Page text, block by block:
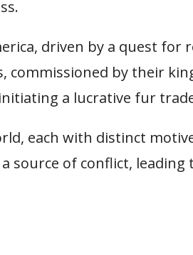
driven by a quest
commissioned by their
a lucrative fur
each with distinct
source of conflict,